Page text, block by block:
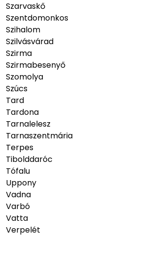
Szarvaskő
Szentdomonkos
Szihalom
Szilvásvárad
Szirma
Szirmabesenyő
Szomolya
Szúcs
Tard
Tardona
Tarnalelesz
Tarnaszentmária
Terpes
Tibolddaróc
Tófalu
Uppony
Vadna
Varbó
Vatta
Verpelét